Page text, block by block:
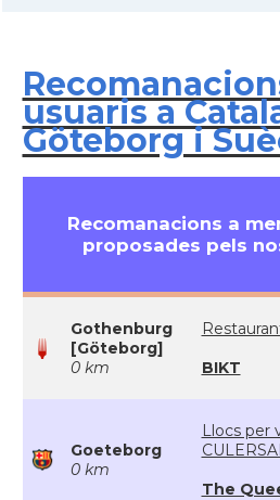
usuaris a
Göteborg i
Recomanacions a
proposades pels
Gothenburg
[Göteborg]
0 km
BIKT
Goeteborg
0 km
Llocs per
The